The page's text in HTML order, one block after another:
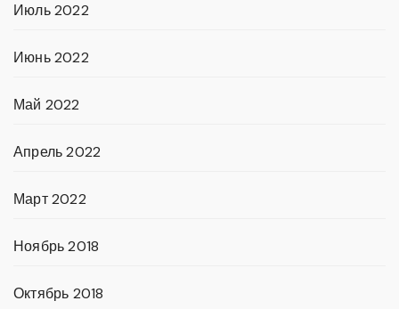
Июль 2022
Июнь 2022
Май 2022
Апрель 2022
Март 2022
Ноябрь 2018
Октябрь 2018